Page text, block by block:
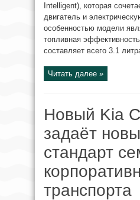
Intelligent), которая
двигатель и
особенностью модели
топливная
составляет всего 3.1
Читать далее »
Новый Kia
задаёт
стандарт
транспорта